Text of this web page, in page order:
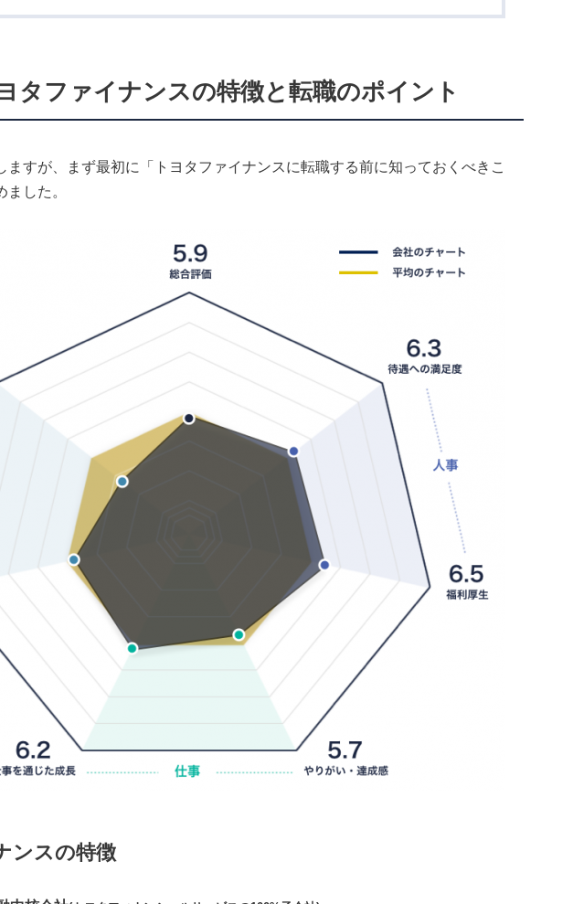
タファイナンスの特徴と転職のポイント
ますが、まず最初に「トヨタファイナンスに転職する前に知っておくべきこ
した。
ンスの特徴